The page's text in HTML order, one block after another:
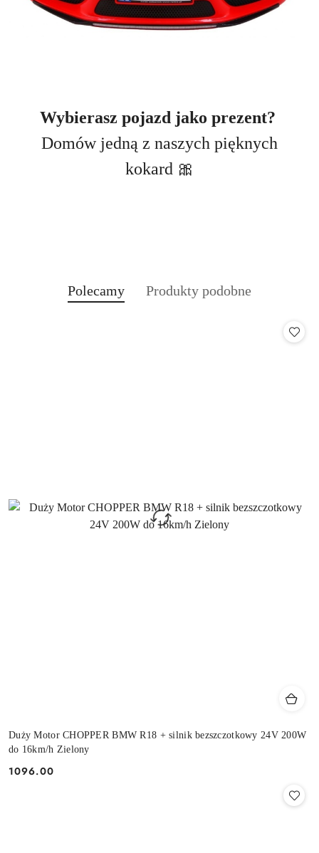
Wybierasz pojazd jako prezent?
Domów jedną z naszych pięknych
kokard 🎀
Pomiń karuzelę produktów
Produkty
Polecamy
Produkty
Produkty podobne
Duży Motor CHOPPER BMW R18 + silnik bezszczotkowy 24V 200W
do 16km/h Zielony
Cena:
1096.00